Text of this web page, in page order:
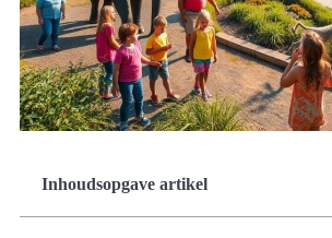
Inhoudsopgave artikel